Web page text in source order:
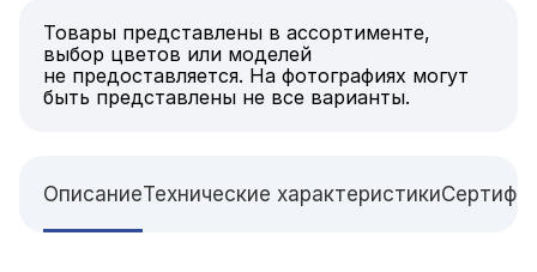
Товары представлены в ассортименте,
выбор цветов или моделей
не предоставляется. На фотографиях могут
быть представлены не все варианты.
ОписаниеТехнические характеристики